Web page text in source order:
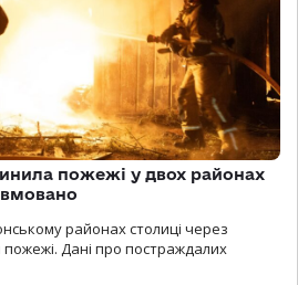
пожежі у двох районах
районах столиці через
Дані про постраждалих